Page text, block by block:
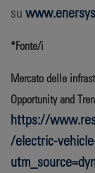
su
*Fonte/i
Mercato delle
Opportunity and
https://
/electric-